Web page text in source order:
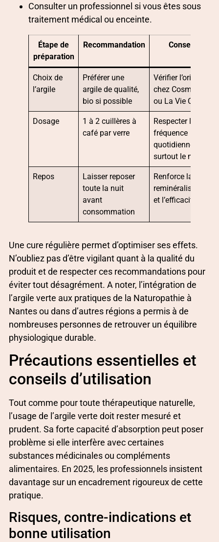
Consulter un professionnel si vous êtes sous
traitement médical ou enceinte.
Étape de
préparation
Recommandation Conseil
Choix de
l’argile
Préférer une
argile de qualité,
bio si possible
Vérifier l’origine
chez Cosmebio
ou La Vie Claire
Dosage
1 à 2 cuillères à
café par verre
Respecter la
fréquence
quotidienne,
surtout le matin
Repos
Laisser reposer
toute la nuit
avant
consommation
Renforce la
reminéralisation
et l’efficacité
Une cure régulière permet d’optimiser ses effets.
N’oubliez pas d’être vigilant quant à la qualité du
produit et de respecter ces recommandations pour
éviter tout désagrément. A noter, l’intégration de
l’argile verte aux pratiques de la Naturopathie à
Nantes ou dans d’autres régions a permis à de
nombreuses personnes de retrouver un équilibre
physiologique durable.
Précautions essentielles et
conseils d’utilisation
Tout comme pour toute thérapeutique naturelle,
l’usage de l’argile verte doit rester mesuré et
prudent. Sa forte capacité d’absorption peut poser
problème si elle interfère avec certaines
substances médicinales ou compléments
alimentaires. En 2025, les professionnels insistent
davantage sur un encadrement rigoureux de cette
pratique.
Risques, contre-indications et
bonne utilisation